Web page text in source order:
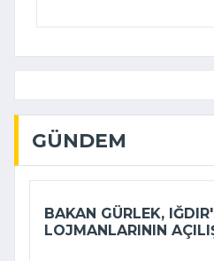
GÜNDEM
BAKAN GÜRLEK,
LOJMANLARININ